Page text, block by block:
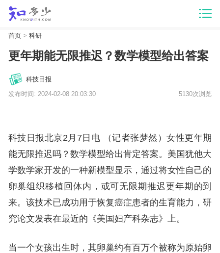
首页> 科研
更年期能无限推迟？数学模型给出答案
科技日报
发布时间: 2024-02-08 20:03:30 5130次浏览
科技日报北京2月7日电 （记者张梦然）女性更年期
能无限推迟吗？数学模型给出肯定答案。美国犹他大
学数学家开发的一种新模型显示，通过将女性自己的
卵巢组织移植回体内，或可无限期推迟更年期的到
来。该技术已成功用于恢复癌症患者的生育能力，研
究论文发表在最近的《美国妇产科杂志》上。
当一个女孩出生时，其卵巢约有百万个被称为原始卵